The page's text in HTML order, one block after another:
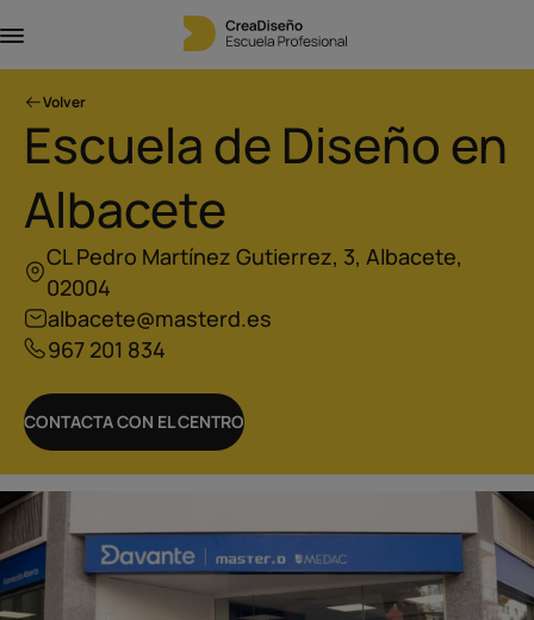
Volver
Escuela de Diseño en
Albacete
CL Pedro Martínez Gutierrez, 3, Albacete,
02004
albacete@masterd.es
967 201 834
CONTACTA CON EL CENTRO